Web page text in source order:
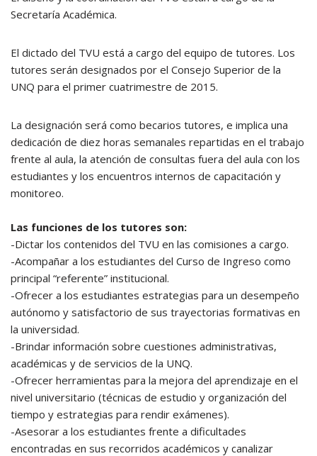
Secretaría Académica.
El dictado del TVU está a cargo del equipo de tutores. Los
tutores serán designados por el Consejo Superior de la
UNQ para el primer cuatrimestre de 2015.
La designación será como becarios tutores, e implica una
dedicación de diez horas semanales repartidas en el trabajo
frente al aula, la atención de consultas fuera del aula con los
estudiantes y los encuentros internos de capacitación y
monitoreo.
Las funciones de los tutores son:
-Dictar los contenidos del TVU en las comisiones a cargo.
-Acompañar a los estudiantes del Curso de Ingreso como
principal “referente” institucional.
-Ofrecer a los estudiantes estrategias para un desempeño
autónomo y satisfactorio de sus trayectorias formativas en
la universidad.
-Brindar información sobre cuestiones administrativas,
académicas y de servicios de la UNQ.
-Ofrecer herramientas para la mejora del aprendizaje en el
nivel universitario (técnicas de estudio y organización del
tiempo y estrategias para rendir exámenes).
-Asesorar a los estudiantes frente a dificultades
encontradas en sus recorridos académicos y canalizar